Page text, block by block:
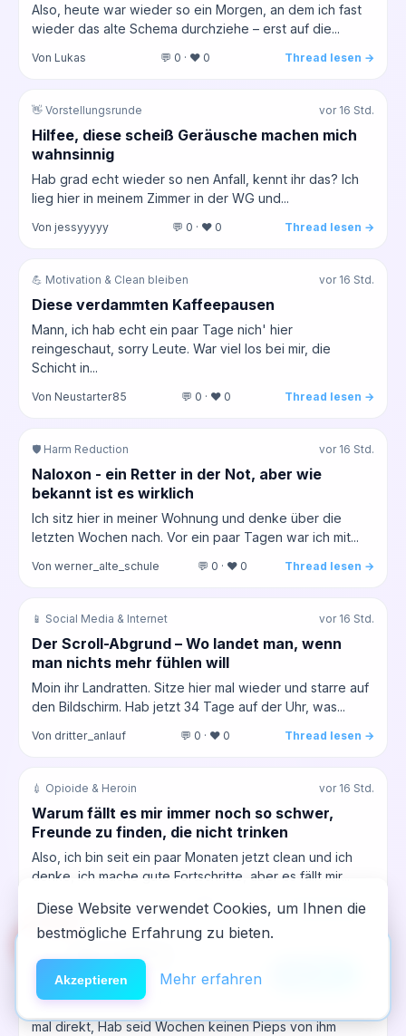
Also, heute war wieder so ein Morgen, an dem ich fast
wieder das alte Schema durchziehe – erst auf die...
Von Lukas 💬 0 · ❤️ 0 Thread lesen →
👋 Vorstellungsrunde vor 16 Std.
Hilfee, diese scheiß Geräusche machen mich
wahnsinnig
Hab grad echt wieder so nen Anfall, kennt ihr das? Ich
lieg hier in meinem Zimmer in der WG und...
Von jessyyyyy 💬 0 · ❤️ 0 Thread lesen →
💪 Motivation & Clean bleiben vor 16 Std.
Diese verdammten Kaffeepausen
Mann, ich hab echt ein paar Tage nich' hier
reingeschaut, sorry Leute. War viel los bei mir, die
Schicht in...
Von Neustarter85 💬 0 · ❤️ 0 Thread lesen →
🛡️ Harm Reduction vor 16 Std.
Naloxon - ein Retter in der Not, aber wie
bekannt ist es wirklich
Ich sitz hier in meiner Wohnung und denke über die
letzten Wochen nach. Vor ein paar Tagen war ich mit...
Von werner_alte_schule 💬 0 · ❤️ 0 Thread lesen →
📱 Social Media & Internet vor 16 Std.
Der Scroll-Abgrund – Wo landet man, wenn
man nichts mehr fühlen will
Moin ihr Landratten. Sitze hier mal wieder und starre auf
den Bildschirm. Hab jetzt 34 Tage auf der Uhr, was...
Von dritter_anlauf 💬 0 · ❤️ 0 Thread lesen →
💉 Opioide & Heroin vor 16 Std.
Warum fällt es mir immer noch so schwer,
Freunde zu finden, die nicht trinken
Also, ich bin seit ein paar Monaten jetzt clean und ich
denke, ich mache gute Fortschritte, aber es fällt mir...
Von 03_peter 💬 0 · ❤️ 0 Thread lesen →
☕ Plauderecke
Dieses ständige Nichts-Wissen macht mich
wahnsinnig?
mal direkt, Hab seid Wochen keinen Pieps von ihm
🆘Hilfe
NeelixberliN auf dem Homescreen —
wie eine echte App.
Diese Website verwendet Cookies, um Ihnen die
bestmögliche Erfahrung zu bieten.
Akzeptieren Mehr erfahren